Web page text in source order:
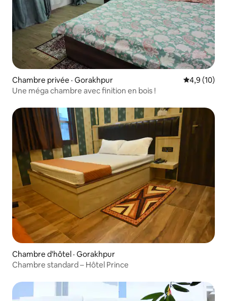
Chambre privée · Gorakhpur Note
4,9 (10)
Une méga chambre avec finition en bois !
Chambre d'hôtel · Gorakhpur
Chambre standard – Hôtel Prince